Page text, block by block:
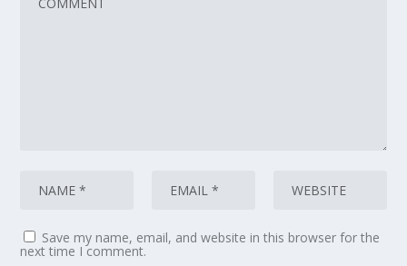
Save my name, email, and website in this browser for the
next time I comment.